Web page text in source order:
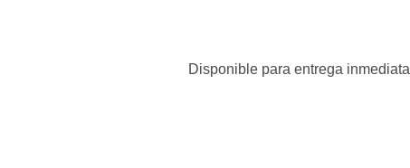
Disponible para entrega inmediata